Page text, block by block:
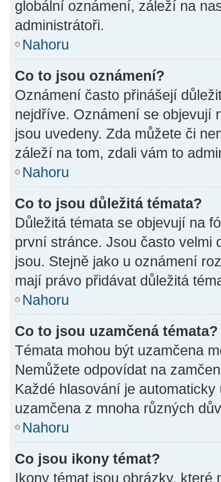
globální oznámení, záleží na
administrátoři.
Nahoru
Co to jsou oznámení?
Oznámení často přinášejí
nejdříve. Oznámení se objevují
jsou uvedeny. Zda můžete či
záleží na tom, zdali vám to
Nahoru
Co to jsou důležitá témata?
Důležitá témata se objevují na
první stránce. Jsou často velmi
jsou. Stejně jako u oznámení
mají právo přidávat důležitá
Nahoru
Co to jsou uzamčená témata?
Témata mohou být uzamčena
Nemůžete odpovídat na
Každé hlasování je
uzamčena z mnoha různých
Nahoru
Co jsou ikony témat?
Ikony témat jsou obrázky,